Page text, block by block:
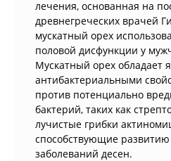
лечения, основанная на
древнегреческих врачей
мускатный орех
половой дисфункции у
Мускатный орех
антибактериальными
против потенциально
бактерий, таких как
лучистые грибки
способствующие развитию
заболеваний десен.